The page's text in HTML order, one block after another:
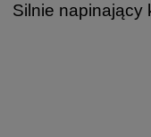
Silnie napinający